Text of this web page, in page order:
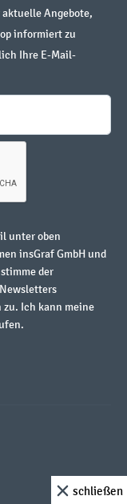
Angebote,
informiert zu
Ihre E-Mail-
unter oben
insGraf GmbH und
der
zu. Ich kann meine
schließen